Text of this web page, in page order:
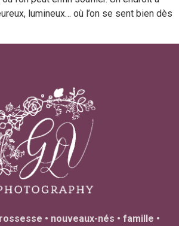
lumineux… où l’on se sent bien dès
• nouveaux-nés • famille •